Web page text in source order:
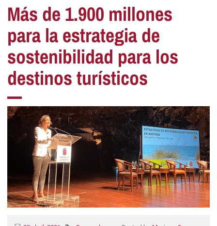
Más de 1.900 millones
para la estrategia de
sostenibilidad para los
destinos turísticos